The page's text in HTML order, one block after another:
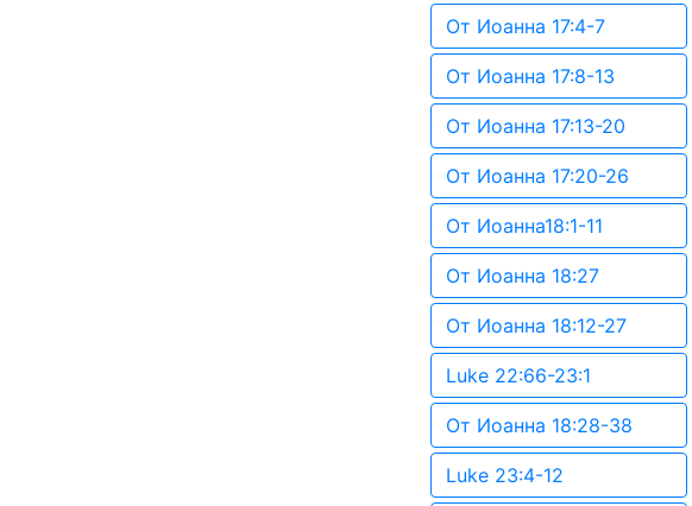
От Иоанна 17:4-7
От Иоанна 17:8-13
От Иоанна 17:13-20
От Иоанна 17:20-26
От Иоанна18:1-11
От Иоанна 18:27
От Иоанна 18:12-27
Luke 22:66-23:1
От Иоанна 18:28-38
Luke 23:4-12